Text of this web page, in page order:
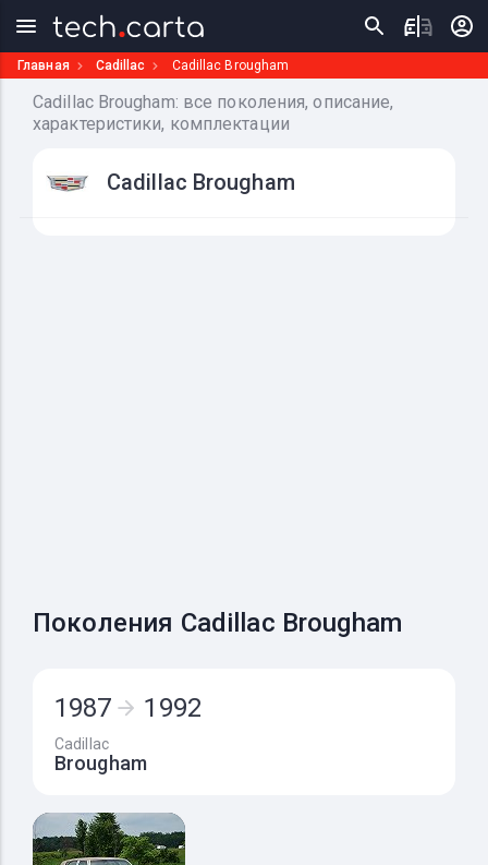
Главная Cadillac Cadillac Brougham
Cadillac Brougham: все поколения, описание,
характеристики, комплектации
Cadillac Brougham
Поколения Cadillac Brougham
1987 1992
Cadillac
Brougham